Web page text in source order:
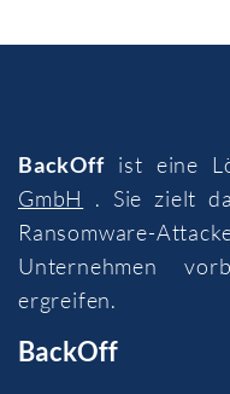
BackOffist eine
GmbH
. Sie zielt
Ransomware-
Unternehmen
ergreifen.
BackOff